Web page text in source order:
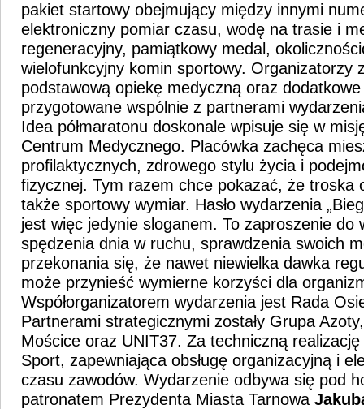
pakiet startowy obejmujący między innymi
elektroniczny pomiar czasu, wodę na trasie i
regeneracyjny, pamiątkowy medal,
wielofunkcyjny komin sportowy. Organizatorzy
podstawową opiekę medyczną oraz dodatkowe
przygotowane wspólnie z partnerami
Idea półmaratonu doskonale wpisuje się w
Centrum Medycznego. Placówka zachęca
profilaktycznych, zdrowego stylu życia i
fizycznej. Tym razem chce pokazać, że troska
także sportowy wymiar. Hasło wydarzenia
jest więc jedynie sloganem. To zaproszenie do
spędzenia dnia w ruchu, sprawdzenia swoich
przekonania się, że nawet niewielka dawka
może przynieść wymierne korzyści dla
Współorganizatorem wydarzenia jest Rada
Partnerami strategicznymi zostały Grupa
Mościce oraz UNIT37. Za techniczną
Sport, zapewniająca obsługę organizacyjną i
czasu zawodów. Wydarzenie odbywa się pod
patronatem Prezydenta Miasta Tarnowa